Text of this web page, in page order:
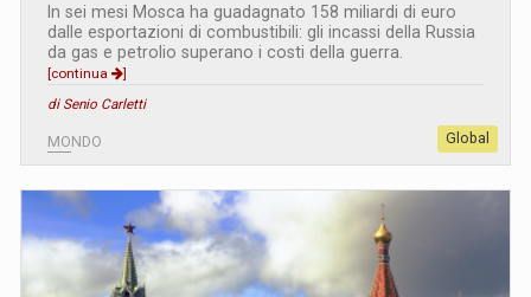
In sei mesi Mosca ha guadagnato 158 miliardi di euro
dalle esportazioni di combustibili: gli incassi della Russia
da gas e petrolio superano i costi della guerra.
[continua
]
di Senio Carletti
MONDO Global